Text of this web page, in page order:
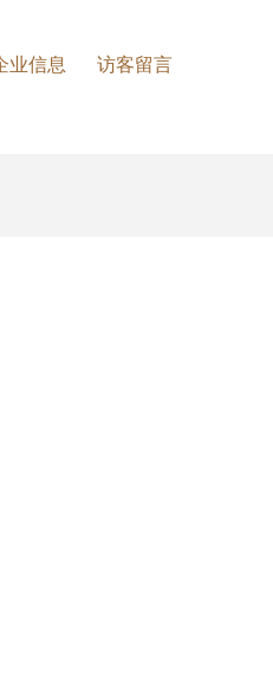
业信息 访客留言